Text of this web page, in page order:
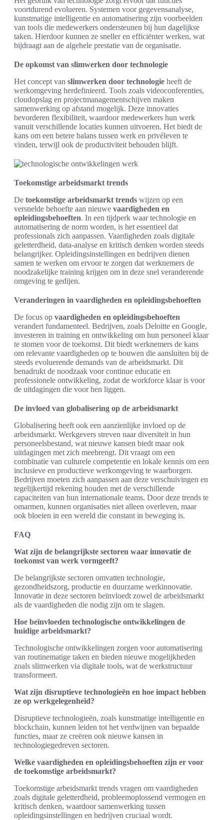
voortdurend evolueren. Systemen voor gegevensanalyse,
kunstmatige intelligentie en automatisering zijn voorbeelden
van tools die medewerkers ondersteunen bij hun dagelijkse
taken. Hierdoor kunnen ze sneller en efficiënter werken, wat
bijdraagt aan de algehele prestatie van de organisatie.
De opkomst van slimwerken door technologie
Het concept van slimwerken door technologie heeft de
werkomgeving herdefinieerd. Tools zoals videoconferenties,
cloudopslag en projectmanagementschijven maken
samenwerking op afstand mogelijk. Deze innovaties
bevorderen flexibiliteit, waardoor medewerkers hun werk
vanuit verschillende locaties kunnen uitvoeren. Het biedt de
kans om een betere balans tussen werk en privéleven te
vinden, terwijl ook de productiviteit behouden blijft.
Toekomstige arbeidsmarkt trends
De toekomstige arbeidsmarkt trends wijzen op een
versnelde behoefte aan nieuwe vaardigheden en
opleidingsbehoeften. In een tijdperk waar technologie en
automatisering de norm worden, is het essentieel dat
professionals zich aanpassen. Vaardigheden zoals digitale
geletterdheid, data-analyse en kritisch denken worden steeds
belangrijker. Opleidingsinstellingen en bedrijven dienen
samen te werken om ervoor te zorgen dat werknemers de
noodzakelijke training krijgen om in deze snel veranderende
omgeving te gedijen.
Veranderingen in vaardigheden en opleidingsbehoeften
De focus op vaardigheden en opleidingsbehoeften
verandert fundamenteel. Bedrijven, zoals Deloitte en Google,
investeren in training en ontwikkeling om hun personeel klaar
te stomen voor de toekomst. Dit biedt werknemers de kans
om relevante vaardigheden op te bouwen die aansluiten bij de
steeds evoluerende demands van de arbeidsmarkt. Dit
benadrukt de noodzaak voor continue educatie en
professionele ontwikkeling, zodat de workforce klaar is voor
de uitdagingen die voor hen liggen.
De invloed van globalisering op de arbeidsmarkt
Globalisering heeft ook een aanzienlijke invloed op de
arbeidsmarkt. Werkgevers streven naar diversiteit in hun
personeelsbestand, wat nieuwe kansen biedt maar ook
uitdagingen met zich meebrengt. Dit vraagt om een
combinatie van culturele competentie en lokale kennis om een
inclusieve en productieve werkomgeving te waarborgen.
Bedrijven moeten zich aanpassen aan deze verschuivingen en
tegelijkertijd rekening houden met de verschillende
capaciteiten van hun internationale teams. Door deze trends te
omarmen, kunnen organisaties niet alleen overleven, maar
ook bloeien in een wereld die constant in beweging is.
FAQ
Wat zijn de belangrijkste sectoren waar innovatie de
toekomst van werk vormgeeft?
De belangrijkste sectoren omvatten technologie,
gezondheidszorg, productie en duurzame werkinnovatie.
Innovatie in deze sectoren beïnvloedt zowel de arbeidsmarkt
als de vaardigheden die nodig zijn om te slagen.
Hoe beïnvloeden technologische ontwikkelingen de
huidige arbeidsmarkt?
Technologische ontwikkelingen zorgen voor automatisering
van routinematige taken en bieden nieuwe mogelijkheden
zoals slimwerken via digitale tools, wat de werkstructuur
transformeert.
Wat zijn disruptieve technologieën en hoe impact hebben
ze op werkgelegenheid?
Disruptieve technologieën, zoals kunstmatige intelligentie en
blockchain, kunnen leiden tot het verdwijnen van bepaalde
functies, maar ze creëren ook nieuwe kansen in
technologiegedreven sectoren.
Welke vaardigheden en opleidingsbehoeften zijn er voor
de toekomstige arbeidsmarkt?
Toekomstige arbeidsmarkt trends vragen om vaardigheden
zoals digitale geletterdheid, probleemoplossend vermogen en
kritisch denken, waardoor samenwerking tussen
opleidingsinstellingen en bedrijven cruciaal wordt.